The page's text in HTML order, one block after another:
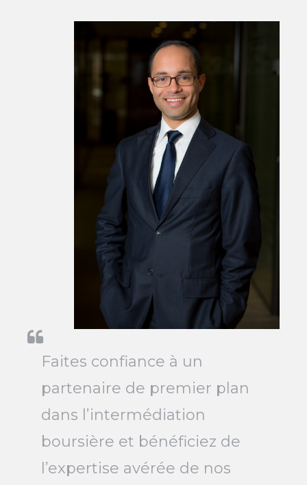
Faites confiance à un
partenaire de premier plan
dans l’intermédiation
boursière et bénéficiez de
l’expertise avérée de nos